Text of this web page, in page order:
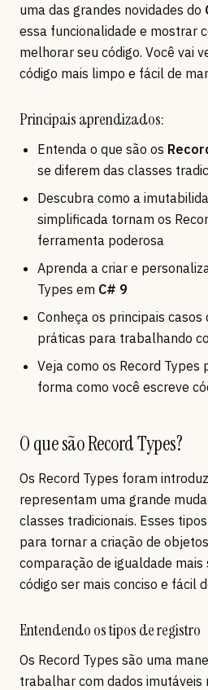
uma das grandes novidades do
essa funcionalidade e mostrar
melhorar seu código. Você vai
código mais limpo e fácil de
Principais aprendizados:
Entenda o que são os
se diferem das classes
Descubra como a
simplificada tornam os
ferramenta poderosa
Aprenda a criar e
Types em C# 9
Conheça os principais
práticas para trabalhando
Veja como os Record Types
forma como você escreve
O que são Record Types?
Os Record Types foram
representam uma grande
classes tradicionais. Esses
para tornar a criação de
comparação de igualdade
código ser mais conciso e fácil
Entendendo os tipos de registro
Os Record Types são uma
trabalhar com dados imutáveis